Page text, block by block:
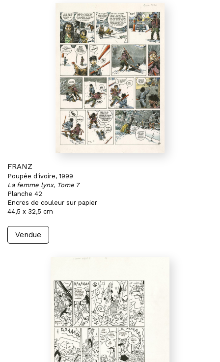
FRANZ
Poupée d'ivoire, 1999
La femme lynx, Tome 7
Planche 42
Encres de couleur sur papier
44,5 x 32,5 cm
Vendue